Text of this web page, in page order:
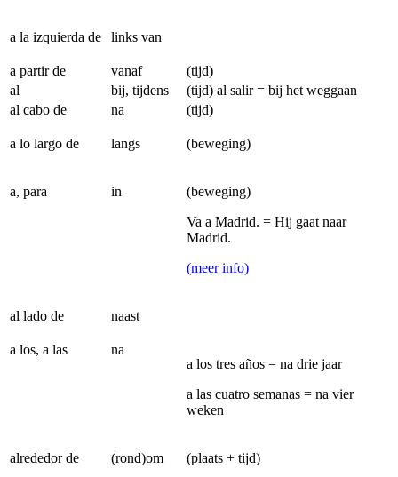
a la izquierda de links van
a partir de vanaf
(tijd)
al
bij, tijdens
(tijd) al salir = bij het weggaan
al cabo de
na (tijd)
a lo largo de langs (beweging)
a, para in
(beweging)
Va a Madrid. = Hij gaat naar
Madrid.
(meer info)
al lado de naast
a los, a las
na
a los tres años = na drie jaar
a las cuatro semanas = na vier
weken
alrededor de (rond)om (plaats + tijd)